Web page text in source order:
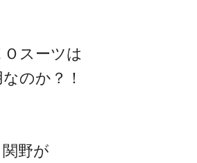
スーツは
のか？！
野が